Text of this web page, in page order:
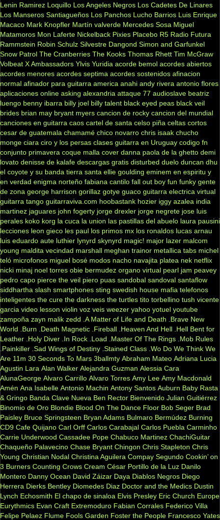
Lenin Ramirez Loquillo Los Angeles Negros Los Cadetes De Linares
Los Manseros Santiagueños Los Panchos Lucho Barrios Luis Enrique
Macaco Mark Knopfler Martín valverde Mercedes Sosa Miguel
Matamoros Mon Laferte Nickelback Pixies Placebo R5 Radio Futura
Rammstein Robin Schulz Silvestre Dangond Simon and Garfunkel
Snow Patrol The Cranberries The Kooks Thomas Rhett Tim McGraw
Volbeat X Ambassadors Ylvis Yuridia acorde bemol acordes abiertos
acordes menores acordes septima acordes sostenidos afinacion
normal afinador para guitarra america anahi andy rivera antonio flores
aplicaciones online asking alexandria attaque 77 audioslave beatriz
luengo benny ibarra billy joel billy talent black eyed peas black veil
brides brian may bryant myers cancion de rocky cancion del mundial
canciones en guitarra caos cartel de santa celso piña celtas cortos
cesar de guatemala chamamé chico novarro chris isaak chucho
monge ciara ciro y los persas clases guitarra en Uruguay codigo fn
conjunto primavera coque malla cover danna paola de la ghetto demi
lovato denisse de kalafe descargas gratis disturbed duelo duncan dhu
el coyote y su banda tierra santa ellie goulding eminem en espiritu y
en verdad enigma norteño fabiana cantilo fall out boy fun funky gente
de zona george harrison gorillaz gotye guaco guitarra electrica virtual
guitarra tango guitarraviva.com hoobastank hozier iggy azalea india
martinez jaguares john fogerty jorge drexler jorge negrete jose luis
perales koko korg la cuca la union las pastillas del abuelo laura pausini
lecciones leon gieco les paul los primos mx los ronaldos lucas arnau
luis eduardo aute luthier lynyrd skynyrd magic! major lazer malcom
young maldita vecindad marshall meghan trainor metallica tabs michel
teló microfonos miguel bosé modos nacho navajita platea nek netflix
nicki minaj noel torres obie bermudez organo virtual pearl jam peavey
pedro capo pierce the veil piero puas sandobal sandoval santaflow
siddhartha slash smartphones sting swedish house mafia telefonos
inteligentes the cure the darkness the turtles tito torbellino tush vicente
garcia video lesson violin voz veis weezer yahoo yotuel youtube
zampoña zayn malik zedd .A Matter of Life and Death
.Brave New
World
.Burn .Death Magnetic .Fireball .Heaven And Hell .Hell Bent for
Leather .Holy Diver .In Rock .Load .Master Of The Rings .Mob Rules
.Painkiller .Sad Wings of Destiny .Stained Class .Wo Do We Think We
Are 11m 30 Seconds To Mars 3ballmty Abraham Mateo Adriana Lucia
Agustin Lara Alan Walker Alejandra Guzman Alessia Cara
AlunaGeorge Alvaro Carrillo Alvaro Torres Amy Lee Amy Macdonald
Amén Ana Isabelle Antonio Machin Antony Santos Auburn Baby Rasta
& Gringo Banda Clave Nueva Ben Rector Bienvenido Julian Guitiérrez
Binomio de Oro Blondie Blood On The Dance Floor Bob Seger Brad
Paisley Bruce Springsteen Bryan Adams Bulmaro Bermúdez Burning
CD9 Cafe Quijano Carl Orff Carlos Carabajal Carlos Puebla Carminho
Carrie Underwood Cassadee Pope Chabuco Martinez ChachiGuitar
Chaqueño Palavecino Chase Bryant Chingon Chris Stapleton Chris
Young Christian Nodal Christina Aguilera Compay Segundo Cookin’ on
3 Burners Counting Crows Cream César Portillo de la Luz Danilo
Montero Danny Ocean David Záizar Daya Diablos Negros Diego
Herrera Dierks Bentley Diomedes Diaz Doctor and the Medics Dustin
Lynch Echosmith El chapo de sinaloa Elvis Presley Eric Church Europe
Eurythmics Evan Craft Extremoduro Fabian Corrales Federico Villa
Felipe Pelaez Flume Fools Garden Foster the People Francesco Yates